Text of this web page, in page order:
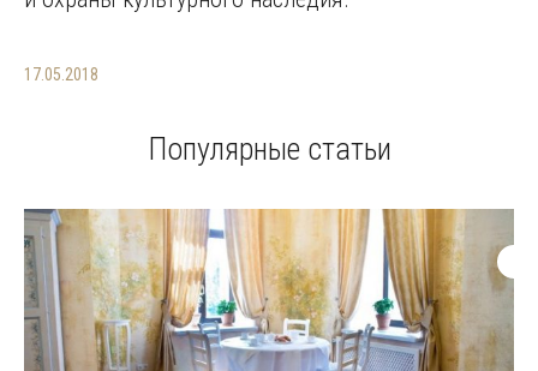
17.05.2018
Популярные статьи